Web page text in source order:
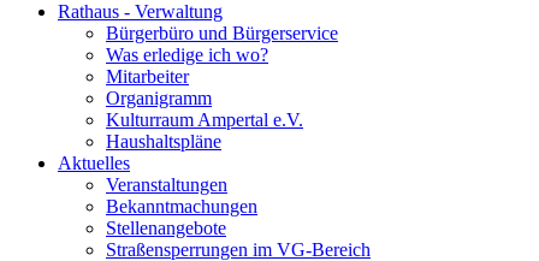
Rathaus - Verwaltung
Bürgerbüro und Bürgerservice
Was erledige ich wo?
Mitarbeiter
Organigramm
Kulturraum Ampertal e.V.
Haushaltspläne
Aktuelles
Veranstaltungen
Bekanntmachungen
Stellenangebote
Straßensperrungen im VG-Bereich